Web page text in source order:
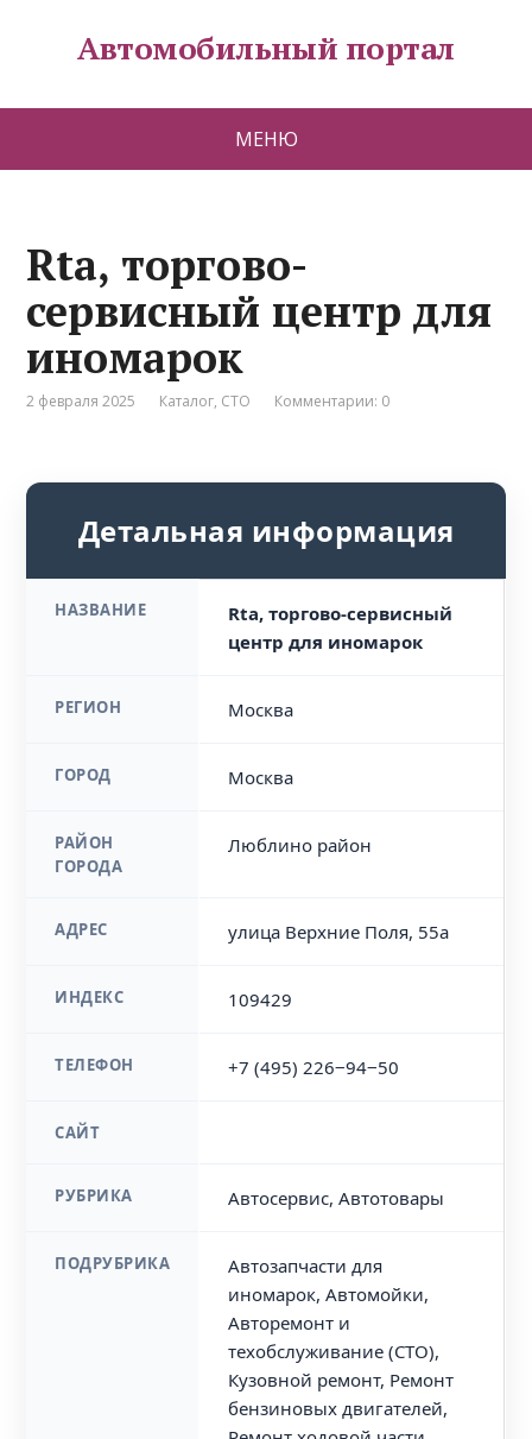
Автомобильный портал
МЕНЮ
Rta, торгово-
сервисный центр для
иномарок
2 февраля 2025 Каталог, СТО Комментарии: 0
Детальная информация
НАЗВАНИЕ
Rta, торгово-сервисный
центр для иномарок
РЕГИОН Москва
ГОРОД Москва
РАЙОН
ГОРОДА
Люблино район
АДРЕС улица Верхние Поля, 55а
ИНДЕКС 109429
ТЕЛЕФОН +7 (495) 226‒94‒50
САЙТ
РУБРИКА Автосервис, Автотовары
ПОДРУБРИКА
Автозапчасти для
иномарок, Автомойки,
Авторемонт и
техобслуживание (СТО),
Кузовной ремонт, Ремонт
бензиновых двигателей,